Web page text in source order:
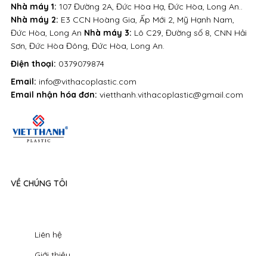
VỀ CHÚNG TÔI
Liên hệ
Điện thoại: 0379079874
Email: info@vithacoplastic.com
Email nhận hóa đơn: vietthanh.vithacoplastic@gmail.com
Nhà máy 1: 107 Đường 2A, Đức Hòa Hạ, Đức Hòa, Long An..
Nhà máy 2: E3 CCN Hoàng Gia, Ấp Mới 2, Mỹ Hạnh Nam,
Đức Hòa, Long An Nhà máy 3: Lô C29, Đường số 8, CNN Hải
Sơn, Đức Hòa Đông, Đức Hòa, Long An.